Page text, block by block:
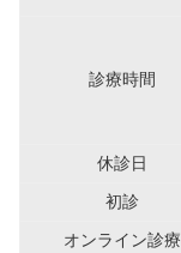
診療時間
休診日
初診
オンライン診療